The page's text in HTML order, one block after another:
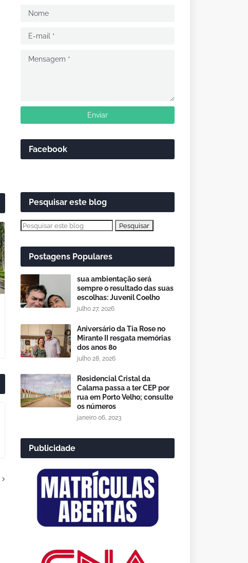
Facebook
Pesquisar este blog
Postagens Populares
sua ambientação será
sempre o resultado das suas
escolhas: Juvenil Coelho
julho 27, 2026
Aniversário da Tia Rose no
Mirante II resgata memórias
dos anos 80
julho 28, 2026
Residencial Cristal da
Calama passa a ter CEP por
rua em Porto Velho; consulte
os números
janeiro 06, 2023
Publicidade